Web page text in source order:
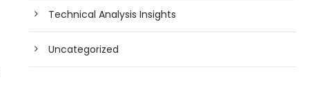
Technical Analysis Insights
Uncategorized